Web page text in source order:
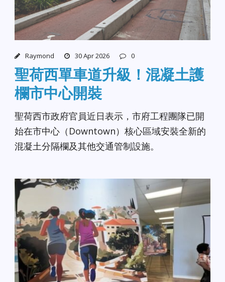
Raymond 30 Apr 2026 0
聖荷西單車道升級！混凝土護
欄市中心開裝
聖荷西市政府官員近日表示，市府工程團隊已開
始在市中心（Downtown）核心區域安裝全新的
混凝土分隔欄及其他交通管制設施。